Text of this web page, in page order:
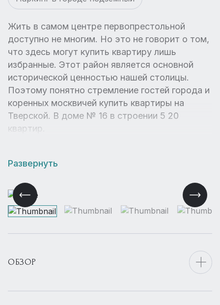
Жить в самом центре первопрестольной
доступно не многим. Но это не говорит о том,
что здесь могут купить квартиру лишь
избранные. Этот район является основной
исторической ценностью нашей столицы.
Поэтому понятно стремление гостей города и
коренных москвичей купить квартиры на
Тверской. В доме № 16 в строении 5 20
квартир.
Развернуть
ОБЗОР